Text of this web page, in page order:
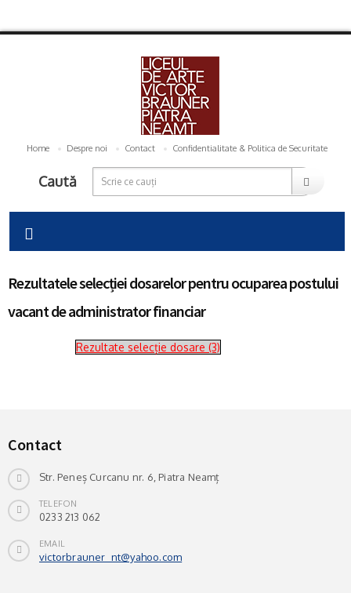
Home Despre noi Contact Confidentialitate & Politica de Securitate
Caută
Rezultatele selecției dosarelor pentru ocuparea postului
vacant de administrator financiar
Rezultate selecție dosare (3)
Contact
Str. Peneș Curcanu nr. 6, Piatra Neamț
TELEFON
0233 213 062
EMAIL
victorbrauner_nt@yahoo.com